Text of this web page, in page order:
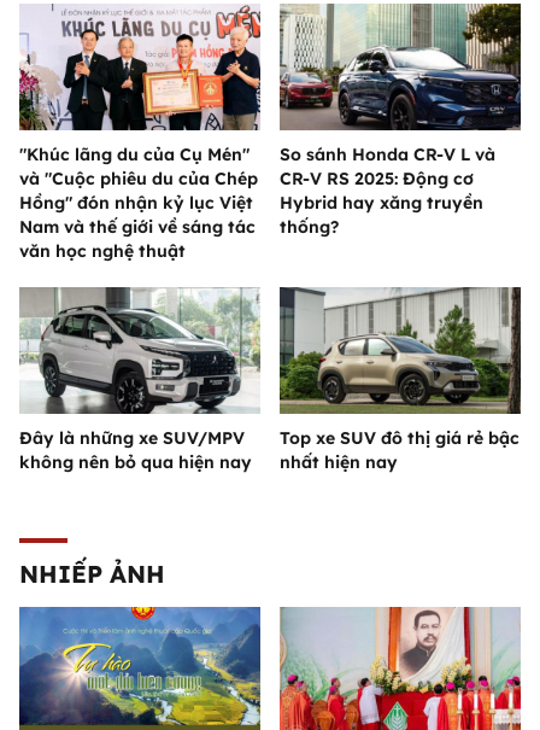
"Khúc lãng du của Cụ Mén"
và "Cuộc phiêu du của Chép
Hồng" đón nhận kỷ lục Việt
Nam và thế giới về sáng tác
văn học nghệ thuật
So sánh Honda CR-V L và
CR-V RS 2025: Động cơ
Hybrid hay xăng truyền
thống?
Đây là những xe SUV/MPV
không nên bỏ qua hiện nay
Top xe SUV đô thị giá rẻ bậc
nhất hiện nay
NHIẾP ẢNH